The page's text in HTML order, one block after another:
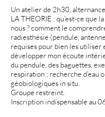
Un atelier de 2h30,
LA THEORIE : qu’est-ce que
nous ? comment le
radiesthésie (pendule,
requises pour bien les
développer mon écoute
du pendule, des baguettes,
respiration ; recherche d’eau
géobiologiques in situ.
Groupe restreint.
Inscription indispensable au